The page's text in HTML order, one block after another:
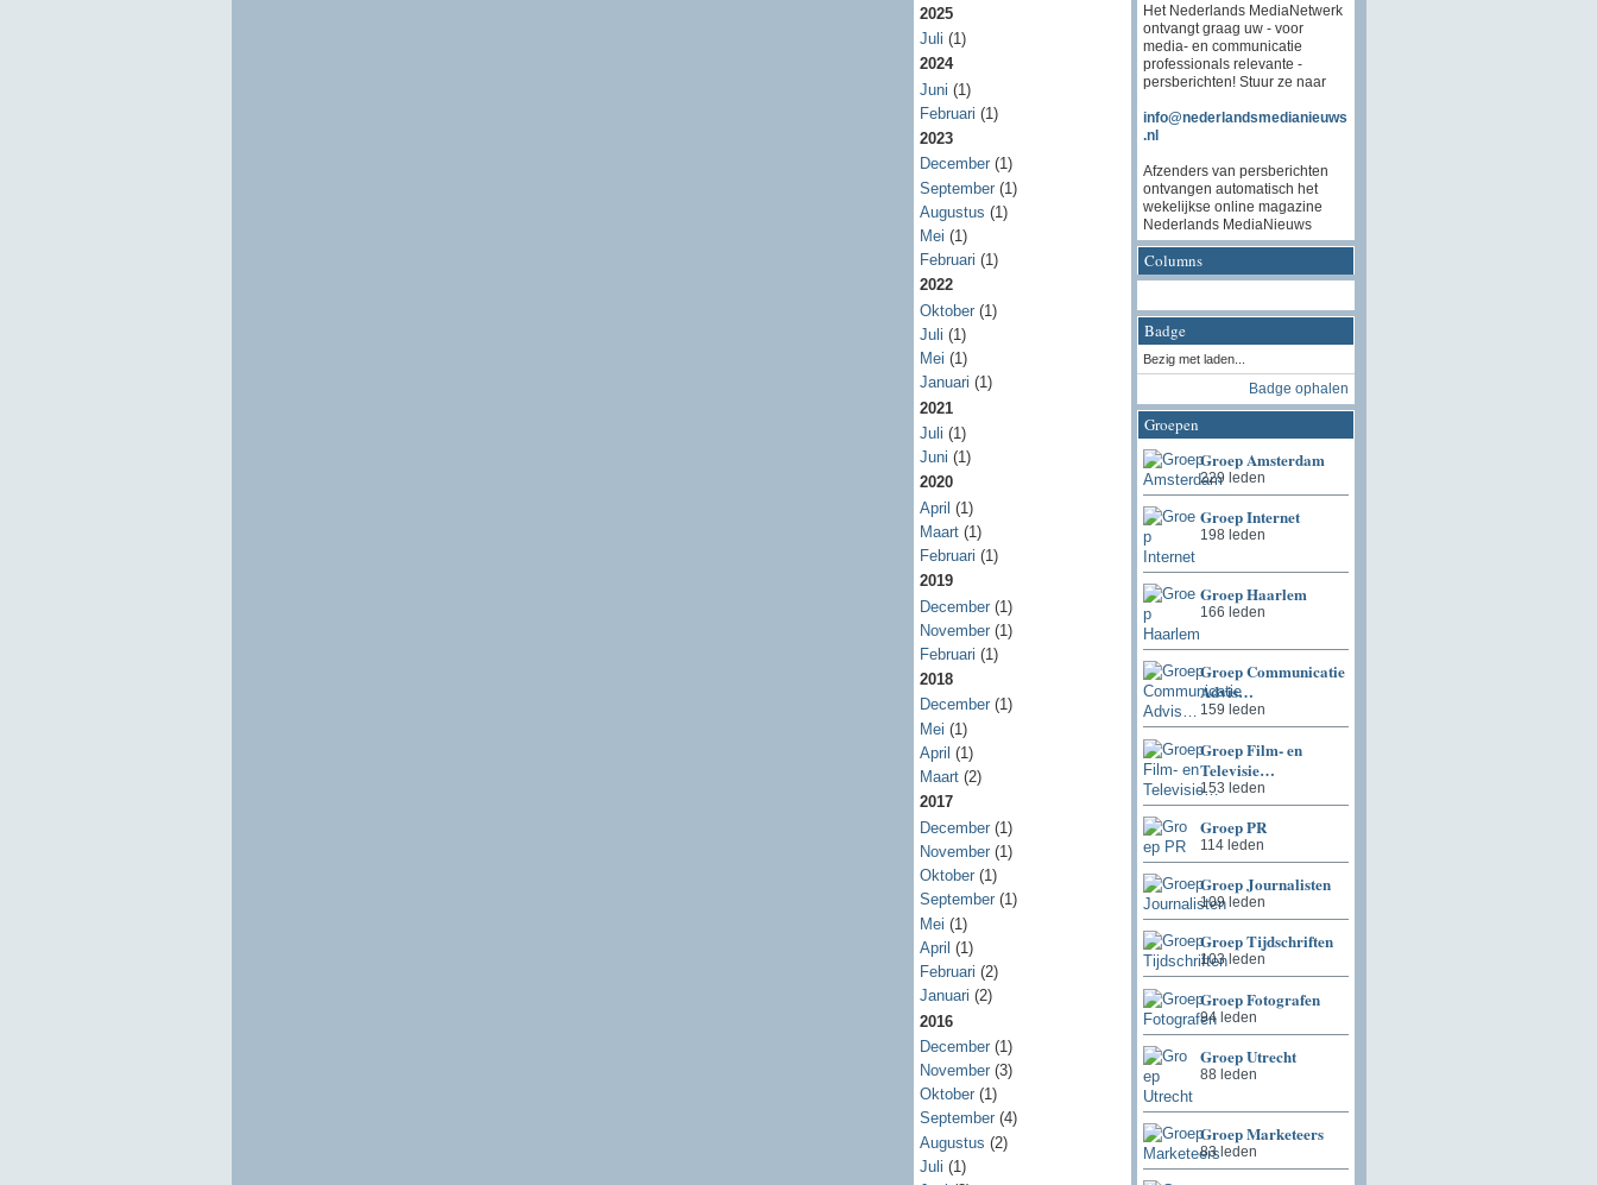
2025
Juli (1)
2024
Juni (1)
Februari (1)
2023
December(1)
September(1)
Augustus (1)
Mei (1)
Februari (1)
2022
Oktober(1)
Juli (1)
Mei (1)
Januari (1)
2021
Juli (1)
Juni (1)
2020
April (1)
Maart(1)
Februari (1)
2019
December(1)
November(1)
Februari (1)
2018
December(1)
Mei (1)
April (1)
Maart(2)
2017
December(1)
November(1)
Oktober(1)
September(1)
Mei (1)
April (1)
Februari (2)
Januari (2)
2016
December(1)
November(3)
Oktober(1)
September(4)
Augustus (2)
Juli (1)
Het Nederlands MediaNetwerk
ontvangt graag uw - voor
media- en communicatie
professionals relevante -
persberichten! Stuur ze naar
info@nederlandsmedianieuws
.nl
Afzenders van persberichten
ontvangen automatisch het
wekelijkse online magazine
Nederlands MediaNieuws
Columns
Badge
Bezig met laden...
Badge ophalen
Groepen
Groep Amsterdam
229 leden
Groep Internet
198 leden
Groep Haarlem
166 leden
Groep Communicatie
Advis…
159 leden
Groep Film- en
Televisie…
153 leden
Groep PR
114 leden
Groep Journalisten
109 leden
Groep Tijdschriften
103 leden
Groep Fotografen
94 leden
Groep Utrecht
88 leden
Groep Marketeers
83 leden